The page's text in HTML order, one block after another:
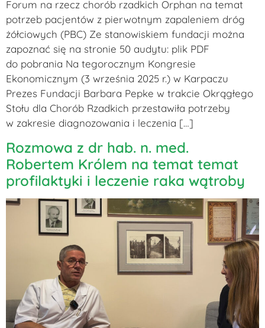
Forum na rzecz chorób rzadkich Orphan na temat
potrzeb pacjentów z pierwotnym zapaleniem dróg
żółciowych (PBC) Ze stanowiskiem fundacji można
zapoznać się na stronie 50 audytu: plik PDF
do pobrania Na tegorocznym Kongresie
Ekonomicznym (3 września 2025 r.) w Karpaczu
Prezes Fundacji Barbara Pepke w trakcie Okrągłego
Stołu dla Chorób Rzadkich przestawiła potrzeby
w zakresie diagnozowania i leczenia […]
Rozmowa z dr hab. n. med.
Robertem Królem na temat temat
profilaktyki i leczenie raka wątroby